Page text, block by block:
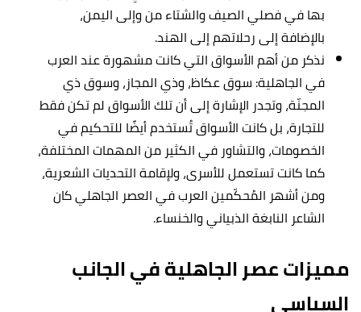
بها في فصلي الصيف والشتاء من وإلى اليمن،
بالإضافة إلى رحلاتهم إلى الهند.
نذكر من أهم الأسواق التي كانت مشهورة عند العرب
في الجاهلية: سوق عكاظ، وذي المجاز، وسوق ذي
المجنّة، وتجدر الإشارة إلى أن تلك الأسواق لم تكن فقط
للتجارة، بل كانت الأسواق تُستخدم أيضًا للتحكيم في
الخصومات، والتشاور في الكثير من المهمات المختلفة،
كما كانت تستعمل للأسرى، ولإقامة التحديات الشعرية،
ومن أشهر المُحكّمين العرب في العصر الجاهلي كان
الشاعر النابغة الذبياني والخنساء.
مميزات عصر الجاهلية في الجانب
السياسي